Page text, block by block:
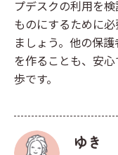
プデスクの利用を
ものにするために
ましょう。他の保
を作ることも、安
歩です。
ゆき